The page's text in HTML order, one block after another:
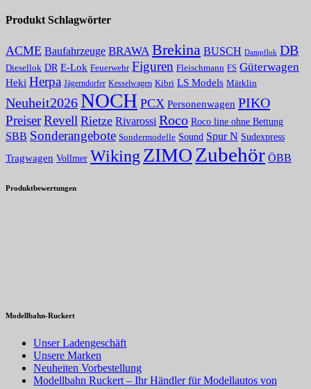
Produkt Schlagwörter
ACME Baufahrzeuge BRAWA Brekina BUSCH Dampflok DB
Diesellok DR E-Lok Feuerwehr Figuren Fleischmann FS Güterwagen
Heki Herpa Jägerndorfer Kesselwagen Kibri LS Models Märklin
Neuheit2026NOCH PCX Personenwagen PIKO
PreiserRevell Rietze Rivarossi Roco Roco line ohne Bettung
SBB Sonderangebote Sondermodelle Sound Spur N Sudexpress
Tragwagen Vollmer Wiking ZIMOZubehör ÖBB
Produktbewertungen
Modellbahn-Ruckert
Unser Ladengeschäft
Unsere Marken
Neuheiten Vorbestellung
Modellbahn Ruckert – Ihr Händler für Modellautos von